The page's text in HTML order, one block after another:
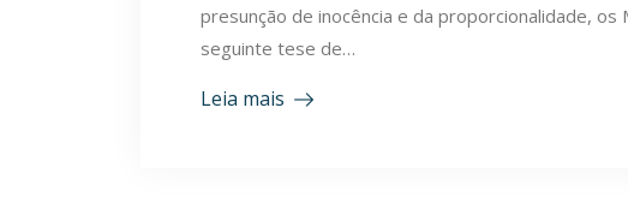
presunção de inocência e da proporcionalidade,
seguinte tese de…
Leia mais